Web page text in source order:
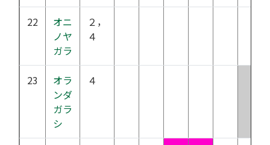
22
オニ
ノヤ
ガラ
２，
４
23
オラ
ンダ
ガラ
シ
４